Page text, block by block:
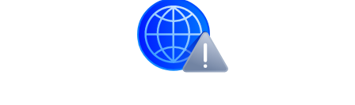
Сеченовский университет запустил исследование
редкой генетической болезни.